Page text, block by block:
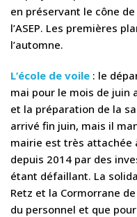
en préservant le cône
l’ASEP. Les premières
l’automne.
L’école de voile : le
mai pour le mois de juin
et la préparation de la
arrivé fin juin, mais il
mairie est très attachée
depuis 2014 par des
étant défaillant. La
Retz et la Cormorrane
du personnel et que